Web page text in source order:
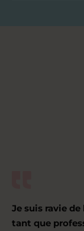
Je suis ravie
tant que